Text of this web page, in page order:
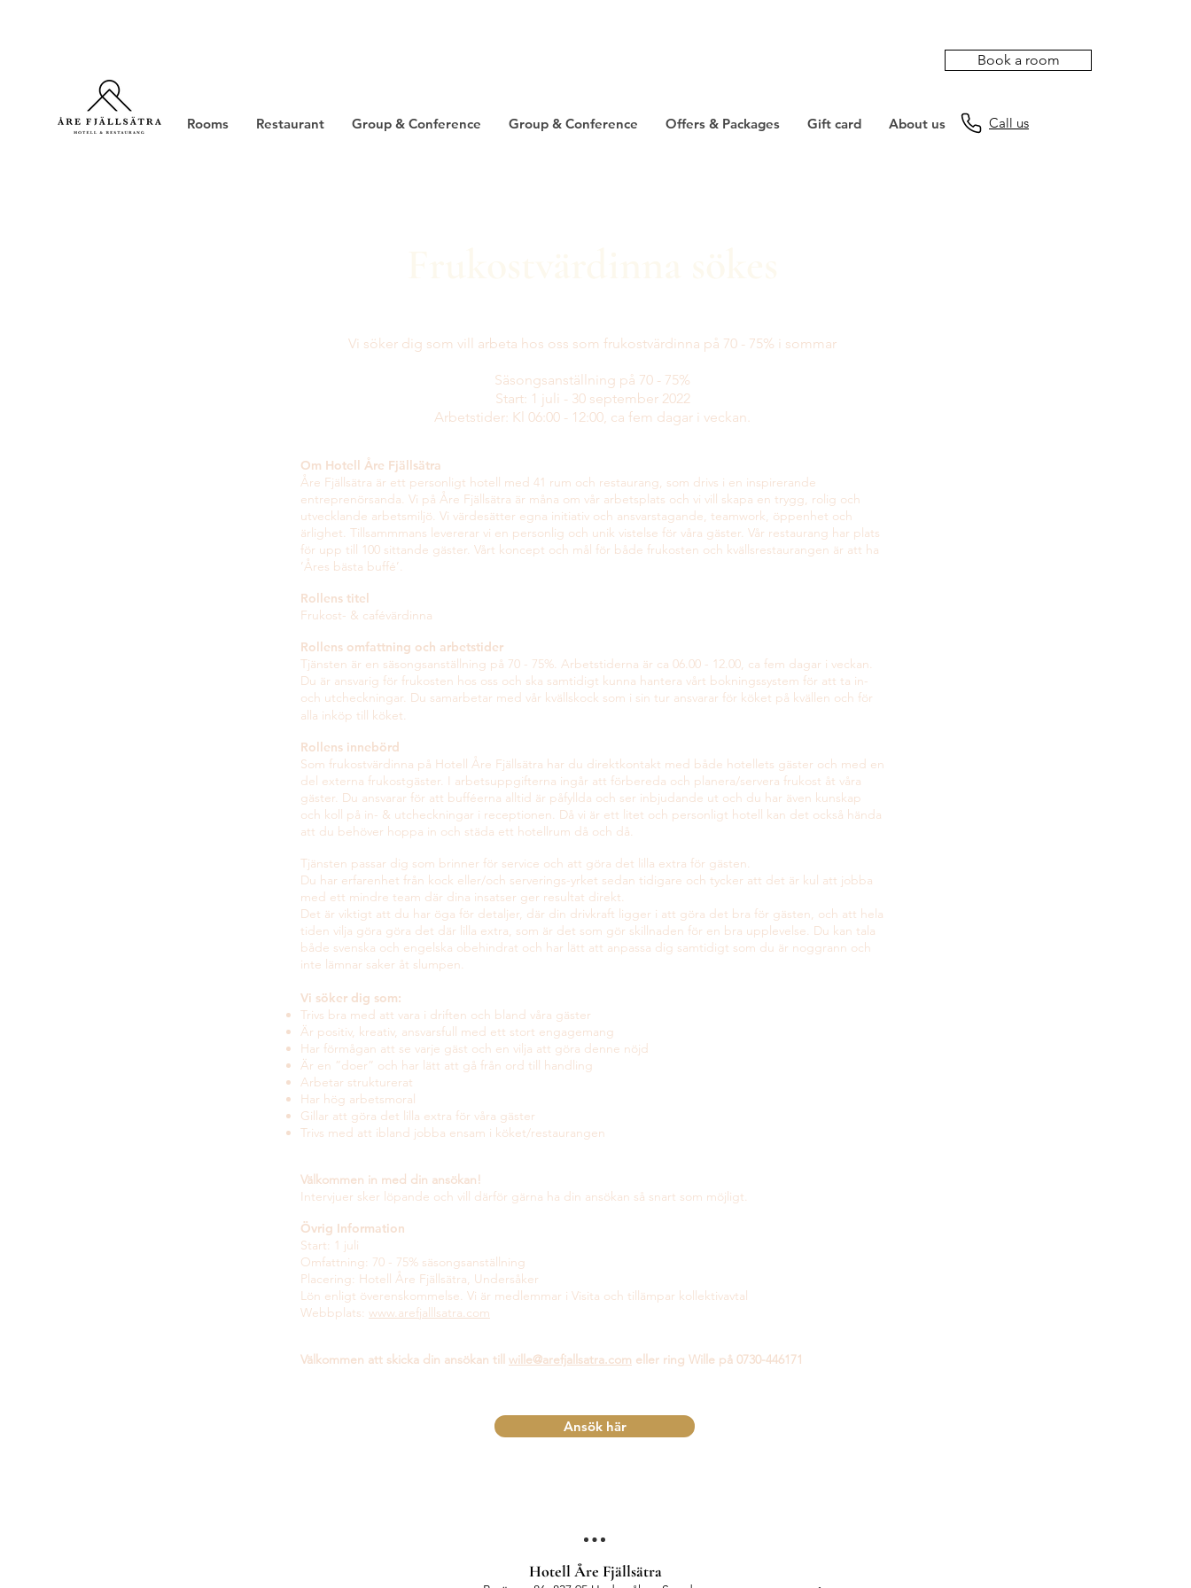
Book a room
Call us
Rooms Restaurant Group & Conference Group & Conference Offers & Packages Gift card About us
Vi söker dig som vill arbeta hos oss som frukostvärdinna på 70 - 75% i sommar
Säsongsanställning på 70 - 75%
Start: 1 juli - 30 september 2022
Arbetstider: Kl 06:00 - 12:00, ca fem dagar i veckan.
Om Hotell Åre Fjällsätra
Åre Fjällsätra är ett personligt hotell med 41 rum och restaurang, som drivs i en inspirerande
entreprenörsanda. Vi på Åre Fjällsätra är måna om vår arbetsplats och vi vill skapa en trygg, rolig och
utvecklande arbetsmiljö. Vi värdesätter egna initiativ och ansvarstagande, teamwork, öppenhet och
ärlighet. Tillsammmans levererar vi en personlig och unik vistelse för våra gäster. Vår restaurang har plats
för upp till 100 sittande gäster. Vårt koncept och mål för både frukosten och kvällsrestaurangen är att ha
’Åres bästa buffé’.
Rollens titel
Frukost- & cafévärdinna
Rollens omfattning och arbetstider
Tjänsten är en säsongsanställning på 70 - 75%. Arbetstiderna är ca 06.00 - 12.00, ca fem dagar i veckan.
Du är ansvarig för frukosten hos oss och ska samtidigt kunna hantera vårt bokningssystem för att ta in-
och utcheckningar. Du samarbetar med vår kvällskock som i sin tur ansvarar för köket på kvällen och för
alla inköp till köket.
Rollens innebörd
Som frukostvärdinna på Hotell Åre Fjällsätra har du direktkontakt med både hotellets gäster och med en
del externa frukostgäster. I arbetsuppgifterna ingår att förbereda och planera/servera frukost åt våra
gäster. Du ansvarar för att bufféerna alltid är påfyllda och ser inbjudande ut och du har även kunskap
och koll på in- & utcheckningar i receptionen. Då vi är ett litet och personligt hotell kan det också hända
att du behöver hoppa in och städa ett hotellrum då och då.
Tjänsten passar dig som brinner för service och att göra det lilla extra för gästen.
Du har erfarenhet från kock eller/och serverings-yrket sedan tidigare och tycker att det är kul att jobba
med ett mindre team där dina insatser ger resultat direkt.
Det är viktigt att du har öga för detaljer, där din drivkraft ligger i att göra det bra för gästen, och att hela
tiden vilja göra göra det där lilla extra, som är det som gör skillnaden för en bra upplevelse. Du kan tala
både svenska och engelska obehindrat och har lätt att anpassa dig samtidigt som du är noggrann och
inte lämnar saker åt slumpen.
Vi söker dig som:
Trivs bra med att vara i driften och bland våra gäster
Är positiv, kreativ, ansvarsfull med ett stort engagemang
Har förmågan att se varje gäst och en vilja att göra denne nöjd
Är en ”doer” och har lätt att gå från ord till handling
Arbetar strukturerat
Har hög arbetsmoral
Gillar att göra det lilla extra för våra gäster
Trivs med att ibland jobba ensam i köket/restaurangen
Välkommen in med din ansökan!
Intervjuer sker löpande och vill därför gärna ha din ansökan så snart som möjligt.
Övrig Information
Start: 1 juli
Omfattning: 70 - 75% säsongsanställning
Placering: Hotell Åre Fjällsätra, Undersåker
Lön enligt överenskommelse. Vi är medlemmar i Visita och tillämpar kollektivavtal
Webbplats: www.arefjalllsatra.com
Välkommen att skicka din ansökan till wille@arefjallsatra.com eller ring Wille på 0730-446171
Ansök här
Hotell Åre Fjällsätra